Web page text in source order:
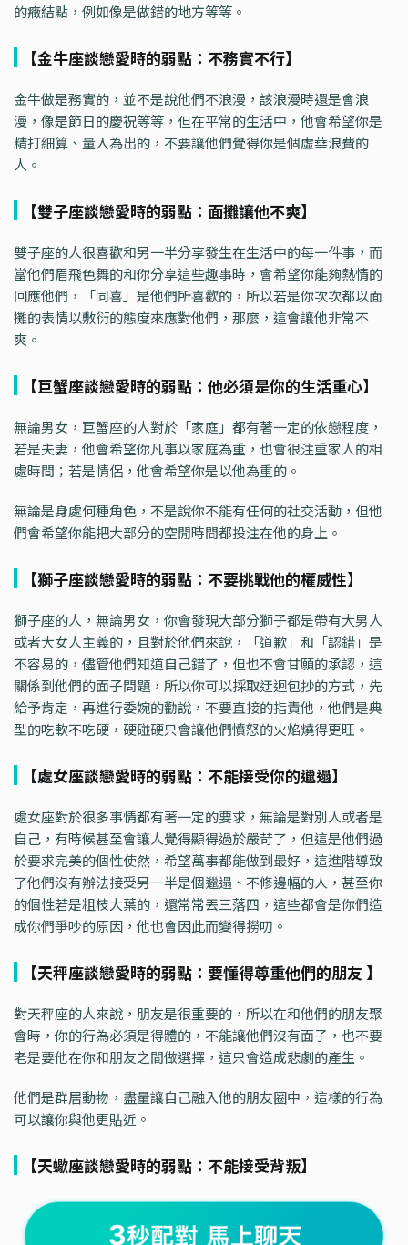
的癥結點，例如像是做錯的地方等等。
【金牛座談戀愛時的弱點：不務實不行】
金牛做是務實的，並不是說他們不浪漫，該浪漫時還是會浪
漫，像是節日的慶祝等等，但在平常的生活中，他會希望你是
精打細算、量入為出的，不要讓他們覺得你是個虛華浪費的
人。
【雙子座談戀愛時的弱點：面攤讓他不爽】
雙子座的人很喜歡和另一半分享發生在生活中的每一件事，而
當他們眉飛色舞的和你分享這些趣事時，會希望你能夠熱情的
回應他們，「同喜」是他們所喜歡的，所以若是你次次都以面
攤的表情以敷衍的態度來應對他們，那麼，這會讓他非常不
爽。
【巨蟹座談戀愛時的弱點：他必須是你的生活重心】
無論男女，巨蟹座的人對於「家庭」都有著一定的依戀程度，
若是夫妻，他會希望你凡事以家庭為重，也會很注重家人的相
處時間；若是情侶，他會希望你是以他為重的。
無論是身處何種角色，不是說你不能有任何的社交活動，但他
們會希望你能把大部分的空閒時間都投注在他的身上。
【獅子座談戀愛時的弱點：不要挑戰他的權威性】
獅子座的人，無論男女，你會發現大部分獅子都是帶有大男人
或者大女人主義的，且對於他們來說，「道歉」和「認錯」是
不容易的，儘管他們知道自己錯了，但也不會甘願的承認，這
關係到他們的面子問題，所以你可以採取迂迴包抄的方式，先
給予肯定，再進行委婉的勸說，不要直接的指責他，他們是典
型的吃軟不吃硬，硬碰硬只會讓他們憤怒的火焰燒得更旺。
【處女座談戀愛時的弱點：不能接受你的邋遢】
處女座對於很多事情都有著一定的要求，無論是對別人或者是
自己，有時候甚至會讓人覺得顯得過於嚴苛了，但這是他們過
於要求完美的個性使然，希望萬事都能做到最好，這進階導致
了他們沒有辦法接受另一半是個邋遢、不修邊幅的人，甚至你
的個性若是粗枝大葉的，還常常丟三落四，這些都會是你們造
成你們爭吵的原因，他也會因此而變得撈叨。
【天秤座談戀愛時的弱點：要懂得尊重他們的朋友 】
對天秤座的人來說，朋友是很重要的，所以在和他們的朋友聚
會時，你的行為必須是得體的，不能讓他們沒有面子，也不要
老是要他在你和朋友之間做選擇，這只會造成悲劇的產生。
他們是群居動物，盡量讓自己融入他的朋友圈中，這樣的行為
可以讓你與他更貼近。
【天蠍座談戀愛時的弱點：不能接受背叛】